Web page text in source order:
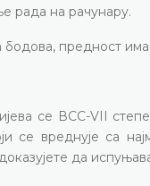
рада на рачунару.
бодова, предност
се ВСС-VII
се вреднује са
да